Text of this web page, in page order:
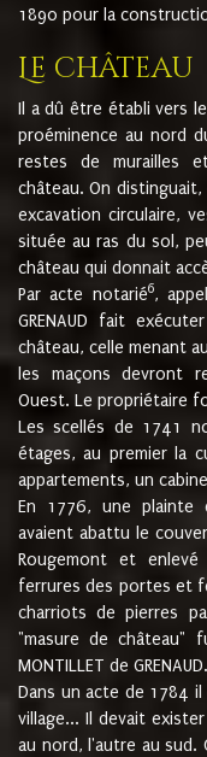
1890 pour la
Le château
Il a dû être établi vers
proéminence au nord
restes de murailles
château. On
excavation circulaire,
située au ras du sol,
château qui donnait
Par acte notarié6,
GRENAUD fait
château, celle menant
les maçons devront
Ouest. Le propriétaire
Les scellés de 1741
étages, au premier la
appartements, un
En 1776, une plainte
avaient abattu le
Rougemont et
ferrures des portes et
charriots de pierres
"masure de château"
MONTILLET de GRENAUD.
Dans un acte de 1784
village... Il devait
au nord, l'autre au sud.